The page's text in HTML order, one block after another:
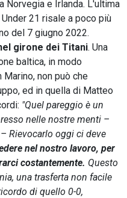
Norvegia e Irlanda. L'ultima
21 risale a poco più
del 7 giugno 2022.
girone dei Titani. Una
baltica, in modo
non può che
ed in quella di Matteo
"Quel pareggio è un
nelle nostre menti –
– Rievocarlo oggi ci deve
nel nostro lavoro, per
costantemente. Questo
una trasferta non facile
di quello 0-0,